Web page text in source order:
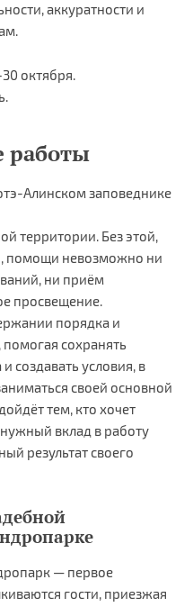
аккуратности и
октября.
работы
Алинском заповеднике
территории. Без этой,
помощи невозможно ни
ни приём
просвещение.
порядка и
помогая сохранять
создавать условия, в
своей основной
тем, кто хочет
вклад в работу
результат своего
— первое
гости, приезжая